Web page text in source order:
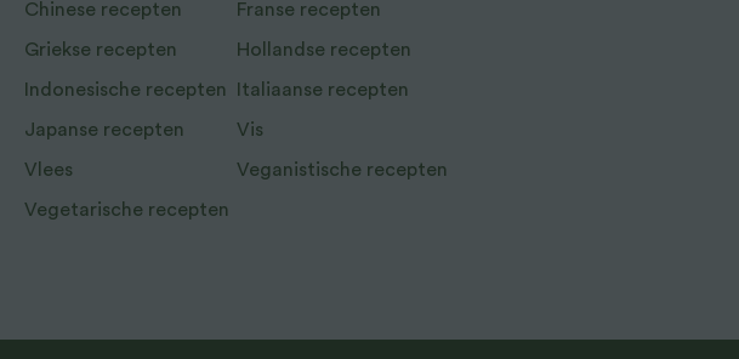
Chinese recepten Franse recepten
Griekse recepten Hollandse recepten
Indonesische recepten Italiaanse recepten
Japanse recepten Vis
Vlees Veganistische recepten
Vegetarische recepten